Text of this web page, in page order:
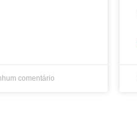
comentário